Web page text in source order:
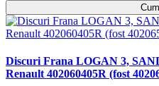
Discuri Frana LOGAN 3,
Renault 402060405R (fost